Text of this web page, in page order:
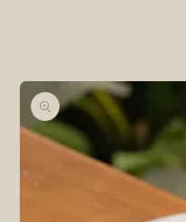
directamente
a la
información
del producto